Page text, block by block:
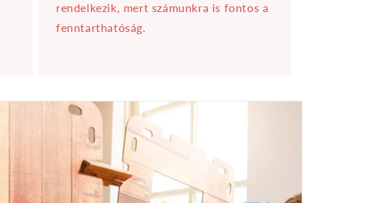
rendelkezik, mert számunkra is fontos a
fenntarthatóság.